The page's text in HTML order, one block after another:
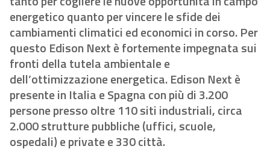
energetico quanto per vincere le sfide dei
cambiamenti climatici ed economici in corso. Per
questo Edison Next è fortemente impegnata sui
fronti della tutela ambientale e
dell’ottimizzazione energetica. Edison Next è
presente in Italia e Spagna con più di 3.200
persone presso oltre 110 siti industriali, circa
2.000 strutture pubbliche (uffici, scuole,
ospedali) e private e 330 città.